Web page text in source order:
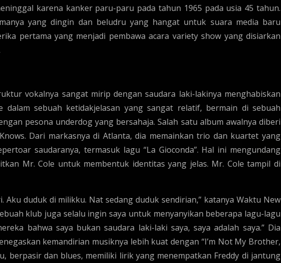
karena kanker paru-paru pada tahun 1965 pada usia 45 tahun.
yang dingin dan beludru yang hangat untuk suara media baru
pertama yang menjadi pembawa acara variety show yang disiarkan
vokalnya sangat mirip dengan saudara laki-lakinya menghabiskan
dalam sebuah ketidakjelasan yang sangat relatif, bermain di sebuah
pesona underdog yang bersahaja. Salah satu album awalnya diberi
Dari markasnya di Atlanta, dia memainkan trio dan kuartet yang
saudaranya, termasuk lagu “La Gioconda”. Hal ini mengundang
Mr. Cole untuk membentuk identitas yang jelas. Mr. Cole tampil di
Aku duduk di milikku. Nat sedang duduk sendirian,” katanya Waktu New
klub juga selalu ingin saya untuk menyanyikan beberapa lagu-lagu
bahwa saya bukan saudara laki-laki saya, saya adalah saya.” Dia
kemandirian musiknya lebih kuat dengan “I’m Not My Brother,
berpasir dan blues, memiliki lirik yang menempatkan Freddy di jantung